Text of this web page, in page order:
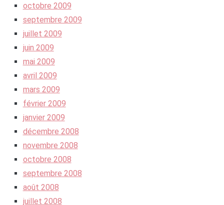
octobre 2009
septembre 2009
juillet 2009
juin 2009
mai 2009
avril 2009
mars 2009
février 2009
janvier 2009
décembre 2008
novembre 2008
octobre 2008
septembre 2008
août 2008
juillet 2008